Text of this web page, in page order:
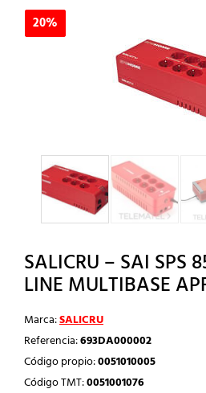
20%
SALICRU – SAI SPS
LINE MULTIBASE
Marca:SALICRU
Referencia:693DA000002
Código propio:0051010005
Código TMT:0051001076
20%